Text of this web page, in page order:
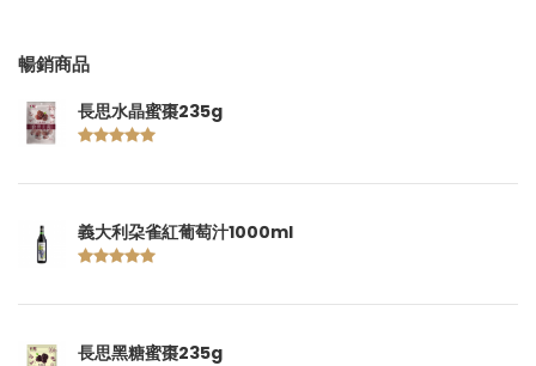
暢銷商品
長思水晶蜜棗235g
義大利朶雀紅葡萄汁1000ml
長思黑糖蜜棗235g